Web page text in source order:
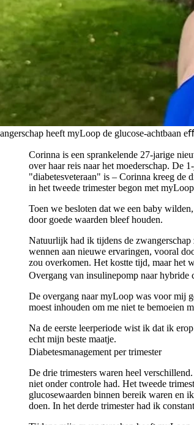
heeft myLoop de glucose-achtbaan
Corinna is een sprankelende 27-jarige
over haar reis naar het moederschap. De
"diabetesveteraan" is – Corinna kreeg de
in het tweede trimester begon met
Toen we besloten dat we een baby
door goede waarden bleef houden.
Natuurlijk had ik tijdens de zwangerschap
wennen aan nieuwe ervaringen, vooral
zou overkomen. Het kostte tijd, maar het
Overgang van insulinepomp naar hybride
De overgang naar myLoop was voor mij
moest inhouden om me niet te bemoeien
Na de eerste leerperiode wist ik dat ik
echt mijn beste maatje.
Diabetesmanagement per trimester
De drie trimesters waren heel
niet onder controle had. Het tweede
glucosewaarden binnen bereik waren en
doen. In het derde trimester had ik